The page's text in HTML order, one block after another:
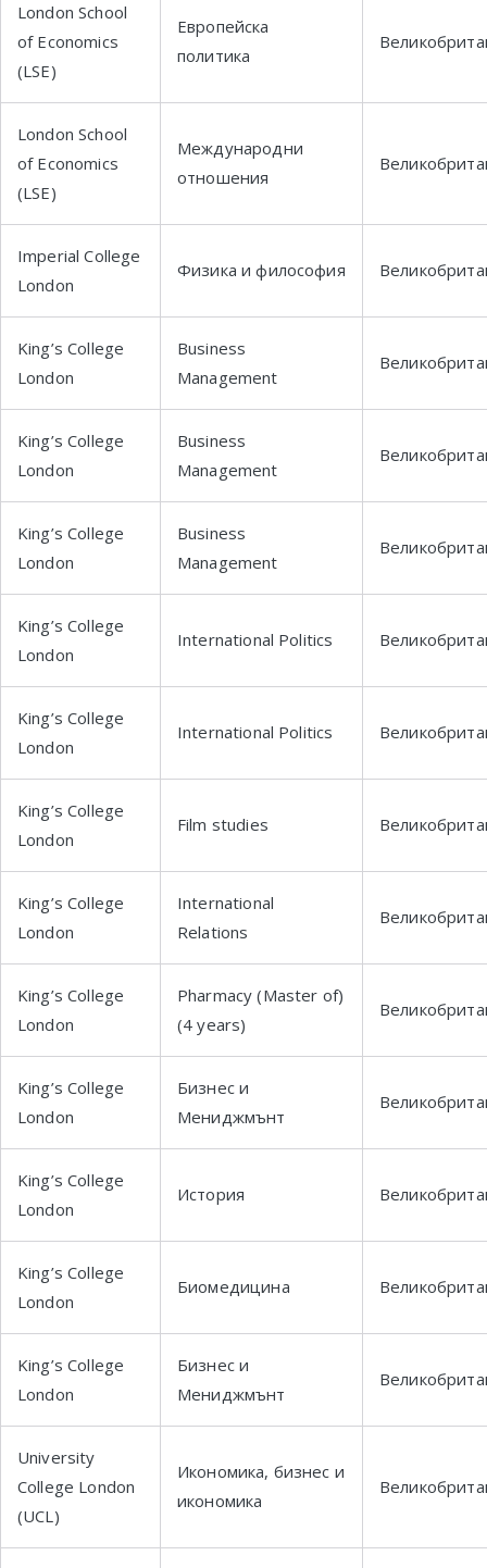
London School
of Economics
(LSE)
Европейска
политика
London School
of Economics
(LSE)
Международни
отношения
Imperial College
London
Физика и философия
King’s College
London
Business
Management
King’s College
London
Business
Management
King’s College
London
Business
Management
King’s College
London
International Politics
King’s College
London
International Politics
King’s College
London
Film studies
King’s College
London
International
Relations
King’s College
London
Pharmacy (Master of)
(4 years)
King’s College
London
Бизнес и
Мениджмънт
King’s College
London
История
King’s College
London
Биомедицина
King’s College
London
Бизнес и
Мениджмънт
University
College London
(UCL)
Икономика, бизнес и
икономика